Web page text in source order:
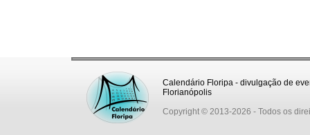
Calendário Floripa - divulgação de
Florianópolis
Copyright © 2013-2026 - Todos os